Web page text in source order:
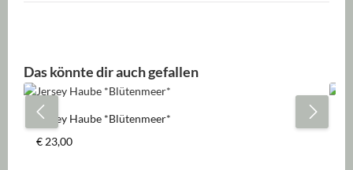
Produktgalerie überspringen
Das könnte dir auch gefallen
Jersey Haube *Blütenmeer*
Regulärer Preis:
€ 23,00